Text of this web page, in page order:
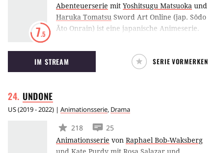
7.5
Abenteuerserie mit Yoshitsugu Matsuoka und
Haruka Tomatsu Sword Art Online (jap. Sōdo
Āto Onrain) ist eine japanische Animeserie.
Reihe von Reki Kawahara, die auch als Manga
umgesetzt wurde. Animiert wurde Sword Art
Online vom Studio A-1 Pictures.
IM STREAM SERIE VORMERKEN
UNDONE
US(2019 - 2022) | Animationsserie, Drama
218
25
Animationsserie von Raphael Bob-Waksberg